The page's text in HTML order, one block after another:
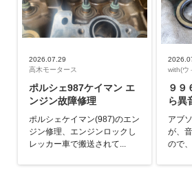
2026.07.29
高木モータース
ポルシェ987ケイマン エ
ンジン故障修理
ポルシェケイマン(987)のエン
ジン修理、エンジンロックし
レッカー車で搬送されて...
with(ウ
９９
ら異
アブ
が、
ので